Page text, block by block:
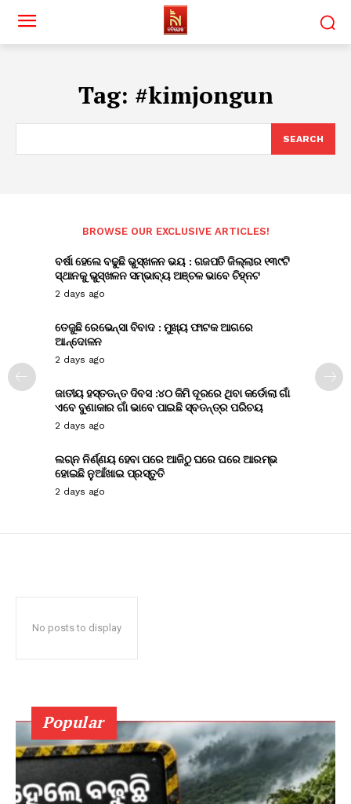
Tag: #kimjongun
SEARCH
BROWSE OUR EXCLUSIVE ARTICLES!
ବର୍ଷା ହେଲେ ବଢୁଛି ଭୁସ୍ଖଳନ ଭୟ : ଗଜପତି ଜିଲ୍ଲାର ୧୩୯ଟି
ସ୍ଥାନକୁ ଭୁସ୍ଖଳନ ସମ୍ଭାବ୍ୟ ଅଞ୍ଚଳ ଭାବେ ଚିହ୍ନଟ
2 days ago
ତେଜୁଛି ରେଭେନ୍ସା ବିବାଦ : ମୁଖ୍ୟ ଫାଟକ ଆଗରେ
ଆନ୍ଦୋଳନ
2 days ago
ଜାତୀୟ ହସ୍ତତନ୍ତ ଦିବସ :୪୦ କିମି ଦୂରରେ ଥିବା କର୍ଡୋଲା ଗାଁ
ଏବେ ବୁଣାକାର ଗାଁ ଭାବେ ପାଇଛି ସ୍ବତନ୍ତ୍ର ପରିଚୟ
2 days ago
ଲଗ୍ନ ନିର୍ଣ୍ଣୟ ହେବା ପରେ ଆଜିଠୁ ଘରେ ଘରେ ଆରମ୍ଭ
ହୋଇଛି ନୁଆଁଖାଇ ପ୍ରସ୍ତୁତି
2 days ago
No posts to display
Popular